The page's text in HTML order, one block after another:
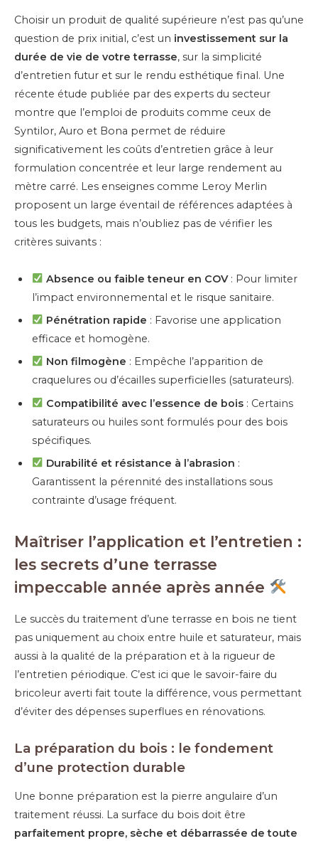
Choisir un produit de qualité supérieure n’est pas qu’une
question de prix initial, c’est un investissement sur la
durée de vie de votre terrasse, sur la simplicité
d’entretien futur et sur le rendu esthétique final. Une
récente étude publiée par des experts du secteur
montre que l’emploi de produits comme ceux de
Syntilor, Auro et Bona permet de réduire
significativement les coûts d’entretien grâce à leur
formulation concentrée et leur large rendement au
mètre carré. Les enseignes comme Leroy Merlin
proposent un large éventail de références adaptées à
tous les budgets, mais n’oubliez pas de vérifier les
critères suivants :
Absence ou faible teneur en COV: Pour limiter
l’impact environnemental et le risque sanitaire.
Pénétration rapide : Favorise une application
efficace et homogène.
Non filmogène : Empêche l’apparition de
craquelures ou d’écailles superficielles (saturateurs).
Compatibilité avec l’essence de bois : Certains
saturateurs ou huiles sont formulés pour des bois
spécifiques.
Durabilité et résistance à l’abrasion :
Garantissent la pérennité des installations sous
contrainte d’usage fréquent.
Maîtriser l’application et l’entretien :
les secrets d’une terrasse
impeccable année après année
Le succès du traitement d’une terrasse en bois ne tient
pas uniquement au choix entre huile et saturateur, mais
aussi à la qualité de la préparation et à la rigueur de
l’entretien périodique. C’est ici que le savoir-faire du
bricoleur averti fait toute la différence, vous permettant
d’éviter des dépenses superflues en rénovations.
La préparation du bois : le fondement
d’une protection durable
Une bonne préparation est la pierre angulaire d’un
traitement réussi. La surface du bois doit être
parfaitement propre, sèche et débarrassée de toute